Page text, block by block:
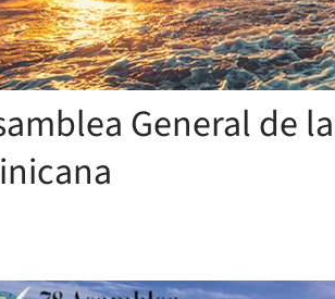
General de